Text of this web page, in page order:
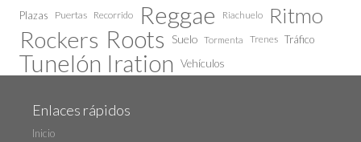
Plazas Puertas Recorrido Reggae Riachuelo Ritmo
Rockers Roots Suelo Tormenta Trenes Tráfico
Tunelón Iration Vehículos
Enlaces rápidos
Inicio